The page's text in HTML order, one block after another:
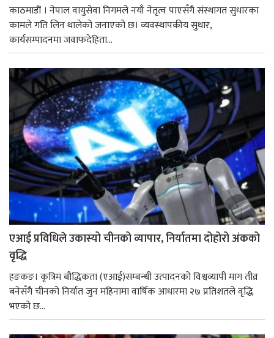
काठमाडाैं । नेपाल वायुसेवा निगमले नयाँ नेतृत्व पाएसँगै संस्थागत सुधारका
कामले गति लिन थालेको जनाएको छ। व्यवस्थापकीय सुधार,
कार्यसम्पादनमा जवाफदेहिता...
एआई प्रविधिले उकास्यो चीनको व्यापार, निर्यातमा दोहोरो अंकको
वृद्धि
हङकङ। कृत्रिम बौद्धिकता (एआई)सम्बन्धी उत्पादनको विश्वव्यापी माग तीव्र
बनेसँगै चीनको निर्यात जुन महिनामा वार्षिक आधारमा २७ प्रतिशतले वृद्धि
भएको छ...